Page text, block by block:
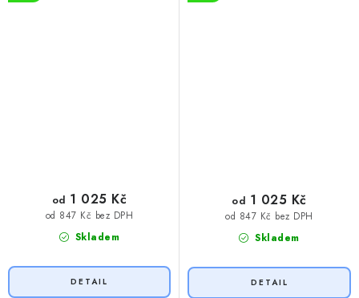
Skladem
od 847 Kč bez DPH
od 1 025 Kč
Skladem
od 847 Kč bez DPH
od 1 025 Kč